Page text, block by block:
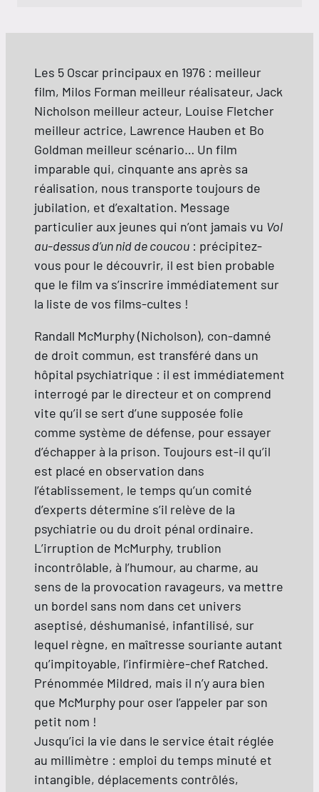
Les 5 Oscar principaux en 1976 : meilleur
film, Milos Forman meilleur réalisateur, Jack
Nicholson meilleur acteur, Louise Fletcher
meilleur actrice, Lawrence Hauben et Bo
Goldman meilleur scénario… Un film
imparable qui, cinquante ans après sa
réalisation, nous transporte toujours de
jubilation, et d’exaltation. Message
particulier aux jeunes qui n’ont jamais vu Vol
au-dessus d’un nid de coucou : précipitez-
vous pour le découvrir, il est bien probable
que le film va s’inscrire immédiatement sur
la liste de vos films-cultes !
Randall McMurphy (Nicholson), con-damné
de droit commun, est transféré dans un
hôpital psychiatrique : il est immédiatement
interrogé par le directeur et on comprend
vite qu’il se sert d’une supposée folie
comme système de défense, pour essayer
d’échapper à la prison. Toujours est-il qu’il
est placé en observation dans
l’établissement, le temps qu’un comité
d’experts détermine s’il relève de la
psychiatrie ou du droit pénal ordinaire.
L’irruption de McMurphy, trublion
incontrôlable, à l’humour, au charme, au
sens de la provocation ravageurs, va mettre
un bordel sans nom dans cet univers
aseptisé, déshumanisé, infantilisé, sur
lequel règne, en maîtresse souriante autant
qu’impitoyable, l’infirmière-chef Ratched.
Prénommée Mildred, mais il n’y aura bien
que McMurphy pour oser l’appeler par son
petit nom !
Jusqu’ici la vie dans le service était réglée
au millimètre : emploi du temps minuté et
intangible, déplacements contrôlés,